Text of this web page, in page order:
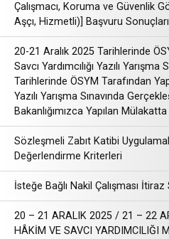
Çalışmacı, Koruma ve Güvenlik
Aşçı, Hizmetli)] Başvuru Sonuçları
20-21 Aralık 2025 Tarihlerinde
Savcı Yardımcılığı Yazılı
Tarihlerinde ÖSYM Tarafından
Yazılı Yarışma Sınavında
Bakanlığımızca Yapılan
Sözleşmeli Zabıt Katibi
Değerlendirme Kriterleri
İsteğe Bağlı Nakil Çalışması İtiraz
20 – 21 ARALIK 2025 / 21 – 22
HÂKİM VE SAVCI YARDIMCILIĞI